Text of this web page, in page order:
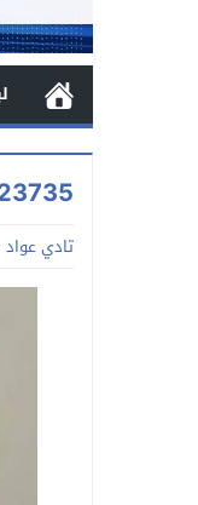
تادي عواد